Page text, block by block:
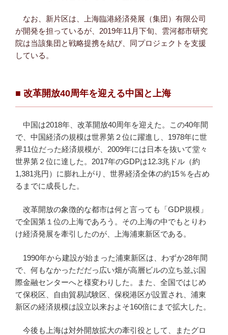
なお、新片区は、上海臨港経済発展（集団）有限公司
が開発を担っているが、2019年11月下旬、雲河都市研究
院は当該集団と戦略提携を結び、同プロジェクトを支援
している。
■ 改革開放40周年を迎える中国と上海
中国は2018年、改革開放40周年を迎えた。この40年間
で、中国経済の規模は世界第２位に躍進し、1978年に世
界11位だった経済規模が、2009年には日本を抜いて堂々
世界第２位に達した。2017年のGDPは12.3兆ドル（約
1,381兆円）に膨れ上がり、世界経済全体の約15％を占め
るまでに成長した。
改革開放の象徴的な都市は何と言っても「GDP規模」
で全国第１位の上海であろう。その上海の中でもとりわ
け経済発展を牽引したのが、上海浦東新区である。
1990年から建設が始まった浦東新区は、わずか28年間
で、何もなかっただだっ広い畑が高層ビルの立ち並ぶ国
際金融センターへと様変わりした。また、全国ではじめ
て保税区、自由貿易試験区、保税港区が設置され、浦東
新区の経済規模は設立以来およそ160倍にまで拡大した。
今後も上海は対外開放拡大の牽引役として、またグロ